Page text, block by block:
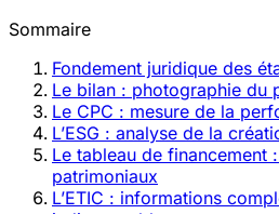
Sommaire
Fondement juridique des
Le bilan : photographie du
Le CPC : mesure de la
L’ESG : analyse de la
Le tableau de financement
patrimoniaux
L’ETIC : informations